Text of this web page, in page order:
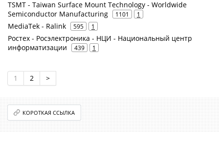
TSMT - Taiwan Surface Mount Technology - Worldwide
Semiconductor Manufacturing
1101 1
MediaTek - Ralink 595 1
Ростех - Росэлектроника - НЦИ - Национальный центр
информатизации
439 1
1 2 >
КОРОТКАЯ ССЫЛКА